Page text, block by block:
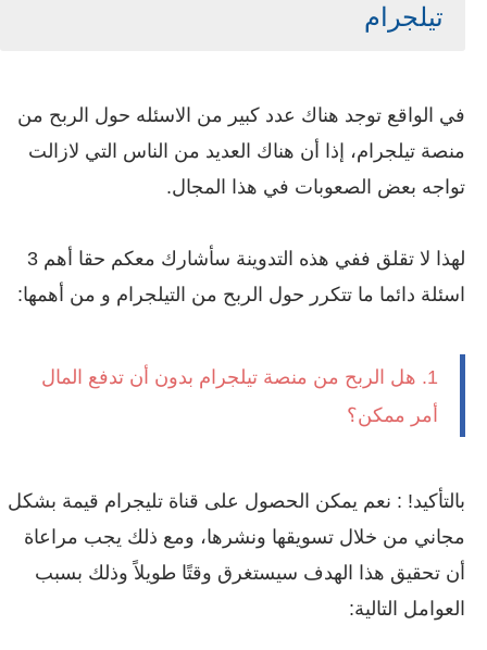
تيلجرام
في الواقع توجد هناك عدد كبير من الاسئله حول الربح من
منصة تيلجرام، إذا أن هناك العديد من الناس التي لازالت
تواجه بعض الصعوبات في هذا المجال.
لهذا لا تقلق ففي هذه التدوينة سأشارك معكم حقا أهم 3
اسئلة دائما ما تتكرر حول الربح من التيلجرام و من أهمها:
1. هل الربح من منصة تيلجرام بدون أن تدفع المال
أمر ممكن؟
بالتأكيد! : نعم يمكن الحصول على قناة تليجرام قيمة بشكل
مجاني من خلال تسويقها ونشرها، ومع ذلك يجب مراعاة
أن تحقيق هذا الهدف سيستغرق وقتًا طويلاً وذلك بسبب
العوامل التالية: